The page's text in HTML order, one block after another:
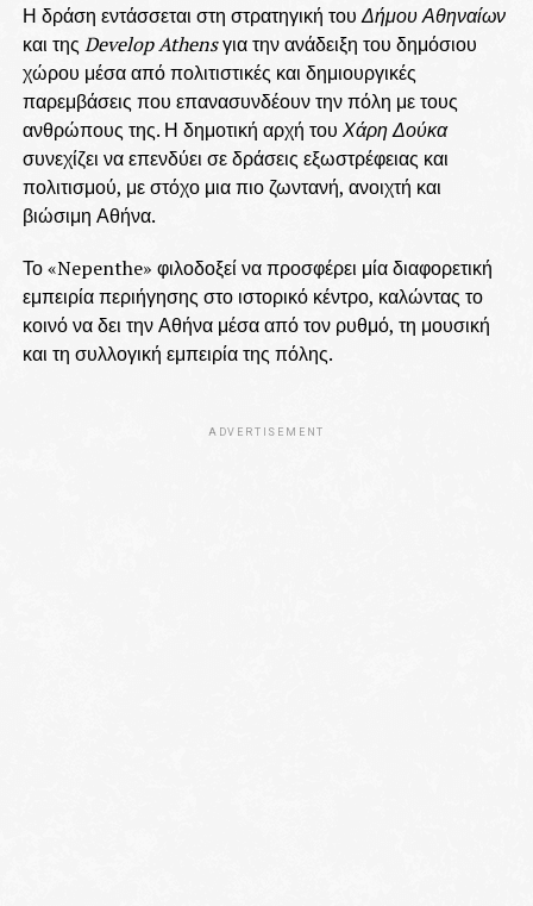
Η δράση εντάσσεται στη στρατηγική τουΔήμου Αθηναίων
και της Develop Athensγια την ανάδειξη του δημόσιου
χώρου μέσα από πολιτιστικές και δημιουργικές
παρεμβάσεις που επανασυνδέουν την πόλη με τους
ανθρώπους της. Η δημοτική αρχή του Χάρη Δούκα
συνεχίζει να επενδύει σε δράσεις εξωστρέφειας και
πολιτισμού, με στόχο μια πιο ζωντανή, ανοιχτή και
βιώσιμη Αθήνα.
Το «Nepenthe» φιλοδοξεί να προσφέρει μία διαφορετική
εμπειρία περιήγησης στο ιστορικό κέντρο, καλώντας το
κοινό να δει την Αθήνα μέσα από τον ρυθμό, τη μουσική
και τη συλλογική εμπειρία της πόλης.
ADVERTISEMENT